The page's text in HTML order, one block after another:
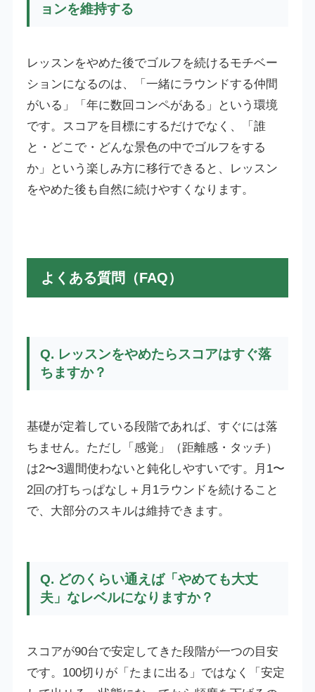
ョンを維持する
レッスンをやめた後でゴルフを続けるモチベー
ションになるのは、「一緒にラウンドする仲間
がいる」「年に数回コンペがある」という環境
です。スコアを目標にするだけでなく、「誰
と・どこで・どんな景色の中でゴルフをする
か」という楽しみ方に移行できると、レッスン
をやめた後も自然に続けやすくなります。
よくある質問（FAQ）
Q. レッスンをやめたらスコアはすぐ落
ちますか？
基礎が定着している段階であれば、すぐには落
ちません。ただし「感覚」（距離感・タッチ）
は2〜3週間使わないと鈍化しやすいです。月1〜
2回の打ちっぱなし＋月1ラウンドを続けること
で、大部分のスキルは維持できます。
Q. どのくらい通えば「やめても大丈
夫」なレベルになりますか？
スコアが90台で安定してきた段階が一つの目安
です。100切りが「たまに出る」ではなく「安定